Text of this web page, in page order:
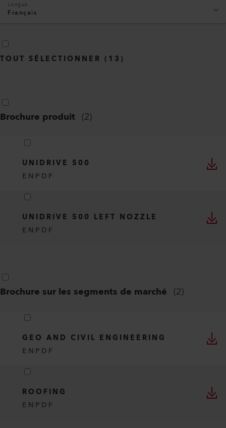
Langue
Français
TOUT SÉLECTIONNER ( 13 )
Brochure produit (2)
UNIDRIVE 500
EN PDF
UNIDRIVE 500 LEFT NOZZLE
EN PDF
Brochure sur les segments de marché (2)
GEO AND CIVIL ENGINEERING
EN PDF
ROOFING
EN PDF